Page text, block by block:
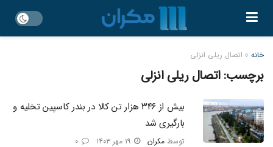
خانه » اتصال ریلی انزلی
برچسب:اتصال ریلی انزلی
بیش از ۳۴۶ هزار تن کالا در بندر کاسپین تخلیه و
بارگیری شد
توسط مکران